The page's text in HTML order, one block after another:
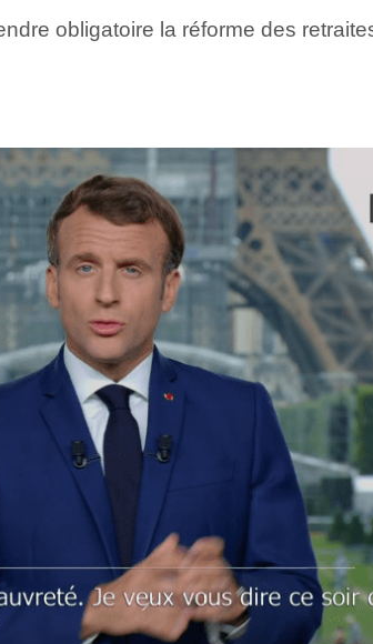
obligatoire la réforme des